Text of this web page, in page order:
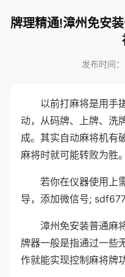
牌理精通!漳州免安
发布时间
以前打麻将是用手
动，从码牌、上牌、洗
成。其实自动麻将机有
麻将时就可能转败为胜。
若你在仪器使用上
导，添加微信号;
漳州免安装普通麻
牌器一般是指通过一些
作就能实现控制麻将牌